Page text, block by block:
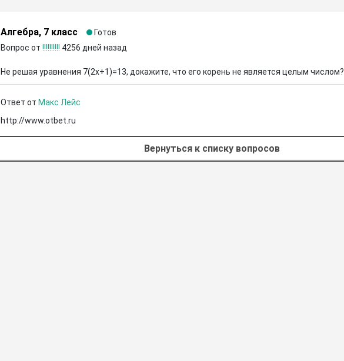
Алгебра, 7 класс
Готов
Вопрос от !!!!!!!!!! 4256 дней назад
Не решая уравнения 7(2x+1)=13, докажите, что его корень не является целым числом?
Ответ от Макс Лейс
http://www.otbet.ru
Вернуться к списку вопросов